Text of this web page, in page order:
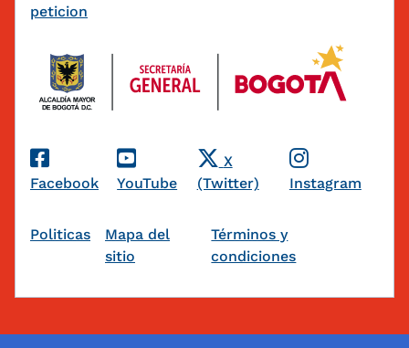
peticion
Redes Sociales
Facebook YouTube
X
(Twitter)
Instagram
Pie de página
Politicas
Mapa del
sitio
Términos y
condiciones